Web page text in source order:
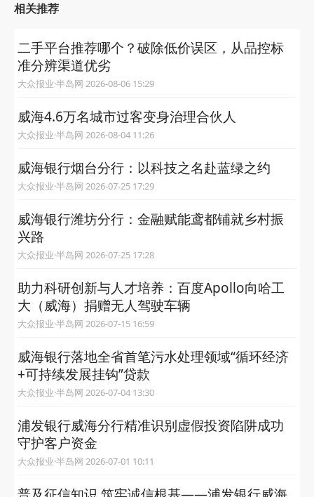
相关推荐
二手平台推荐哪个？破除低价误区，从品控标
准分辨渠道优劣
大众报业·半岛网 2026-08-06 15:29
威海4.6万名城市过客变身治理合伙人
大众报业·半岛网 2026-08-04 11:26
威海银行烟台分行：以科技之名赴蓝绿之约
大众报业·半岛网 2026-07-25 17:29
威海银行潍坊分行：金融赋能鸢都铺就乡村振
兴路
大众报业·半岛网 2026-07-25 17:28
助力科研创新与人才培养：百度Apollo向哈工
大（威海）捐赠无人驾驶车辆
大众报业·半岛网 2026-07-15 16:59
威海银行落地全省首笔污水处理领域“循环经济
+可持续发展挂钩”贷款
大众报业·半岛网 2026-07-04 13:30
浦发银行威海分行精准识别虚假投资陷阱成功
守护客户资金
大众报业·半岛网 2026-07-01 10:11